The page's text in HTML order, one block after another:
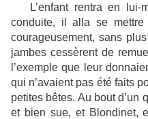
L’enfant rentra en
conduite, il alla se mettre
courageusement, sans
jambes cessèrent de
l’exemple que leur
qui n’avaient pas été faits
petites bêtes. Au bout d’un
et bien sue, et Blondinet,